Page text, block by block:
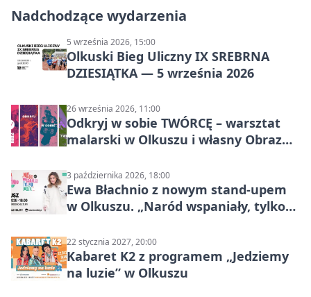
Nadchodzące wydarzenia
5 września 2026, 15:00
Olkuski Bieg Uliczny IX SREBRNA
DZIESIĄTKA — 5 września 2026
26 września 2026, 11:00
Odkryj w sobie TWÓRCĘ – warsztat
malarski w Olkuszu i własny Obraz
3 października 2026, 18:00
Ewa Błachnio z nowym stand-upem
w Olkuszu. „Naród wspaniały, tylko
22 stycznia 2027, 20:00
Kabaret K2 z programem „Jedziemy
na luzie” w Olkuszu